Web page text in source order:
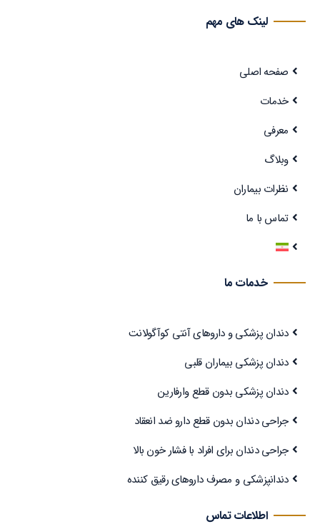
لینک های مهم
صفحه اصلی
خدمات
معرفی
وبلاگ
نظرات بیماران
تماس با ما
خدمات ما
دندان پزشکی و داروهای آنتی کوآگولانت
دندان پزشکی بیماران قلبی
دندان پزشکی بدون قطع وارفارین
جراحی دندان بدون قطع دارو ضد انعقاد
جراحی دندان برای افراد با فشار خون بالا
دندانپزشکی و مصرف داروهای رقیق کننده
اطلاعات تماس